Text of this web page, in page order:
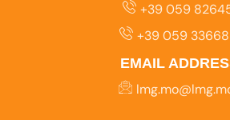
+39 059
+39 059
EMAIL